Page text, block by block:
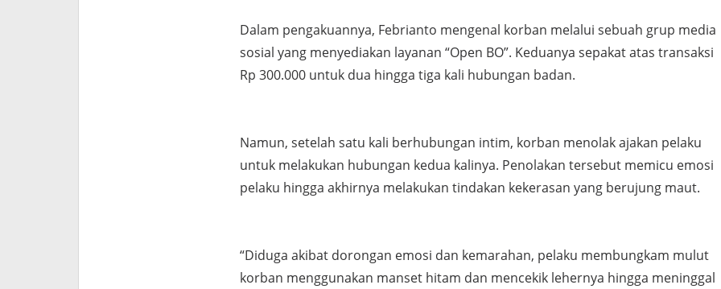
Dalam pengakuannya, Febrianto mengenal korban melalui sebuah grup media
sosial yang menyediakan layanan “Open BO”. Keduanya sepakat atas transaksi
Rp 300.000 untuk dua hingga tiga kali hubungan badan.
Namun, setelah satu kali berhubungan intim, korban menolak ajakan pelaku
untuk melakukan hubungan kedua kalinya. Penolakan tersebut memicu emosi
pelaku hingga akhirnya melakukan tindakan kekerasan yang berujung maut.
“Diduga akibat dorongan emosi dan kemarahan, pelaku membungkam mulut
korban menggunakan manset hitam dan mencekik lehernya hingga meninggal